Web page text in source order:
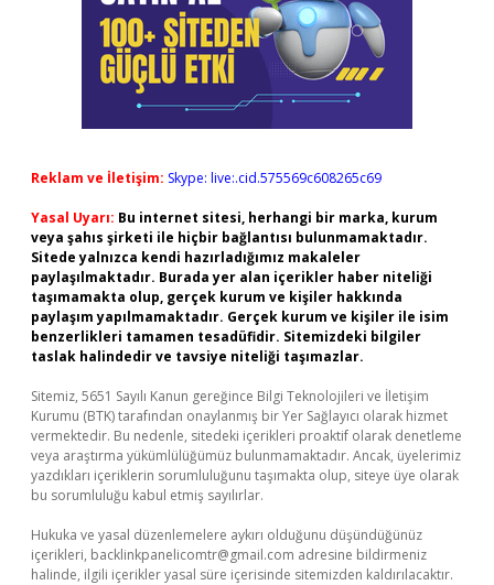
Reklam ve İletişim: Skype: live:.cid.575569c608265c69
Yasal Uyarı: Bu internet sitesi, herhangi bir marka, kurum
veya şahıs şirketi ile hiçbir bağlantısı bulunmamaktadır.
Sitede yalnızca kendi hazırladığımız makaleler
paylaşılmaktadır. Burada yer alan içerikler haber niteliği
taşımamakta olup, gerçek kurum ve kişiler hakkında
paylaşım yapılmamaktadır. Gerçek kurum ve kişiler ile isim
benzerlikleri tamamen tesadüfidir. Sitemizdeki bilgiler
taslak halindedir ve tavsiye niteliği taşımazlar.
Sitemiz, 5651 Sayılı Kanun gereğince Bilgi Teknolojileri ve İletişim
Kurumu (BTK) tarafından onaylanmış bir Yer Sağlayıcı olarak hizmet
vermektedir. Bu nedenle, sitedeki içerikleri proaktif olarak denetleme
veya araştırma yükümlülüğümüz bulunmamaktadır. Ancak, üyelerimiz
yazdıkları içeriklerin sorumluluğunu taşımakta olup, siteye üye olarak
bu sorumluluğu kabul etmiş sayılırlar.
Hukuka ve yasal düzenlemelere aykırı olduğunu düşündüğünüz
içerikleri, backlinkpanelicomtr@gmail.com adresine bildirmeniz
halinde, ilgili içerikler yasal süre içerisinde sitemizden kaldırılacaktır.